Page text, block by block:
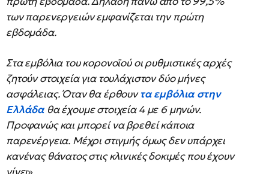
των παρενεργειών εμφανίζεται την πρώτη
εβδομάδα.
Στα εμβόλια του κορονοϊού οι ρυθμιστικές αρχές
ζητούν στοιχεία για τουλάχιστον δύο μήνες
ασφάλειας. Όταν θα έρθουντα εμβόλια στην
Ελλάδαθα έχουμε στοιχεία 4 με 6 μηνών.
Προφανώς και μπορεί να βρεθεί κάποια
παρενέργεια. Μέχρι στιγμής όμως δεν υπάρχει
κανένας θάνατος στις κλινικές δοκιμές που έχουν